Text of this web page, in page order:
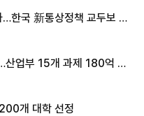
한국 新통상정책 교두보 활
산업부 15개 과제 180억 지
개 대학 선정